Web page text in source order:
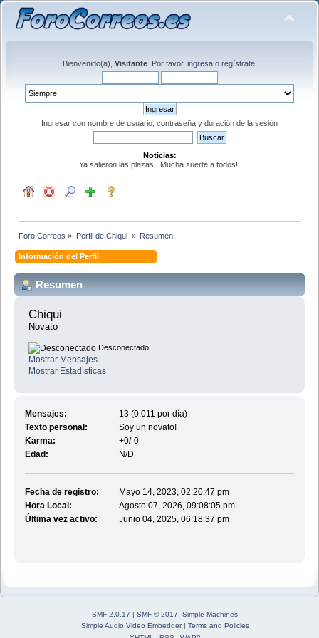
Bienvenido(a), Visitante. Por favor, ingresao regístrate.
Ingresar con nombre de usuario, contraseña y duración de la sesión
Noticias:
Ya salieron las plazas!! Mucha suerte a todos!!
Foro Correos » Perfil de Chiqui » Resumen
Información del Perfil
Resumen
Chiqui
Novato
Desconectado
Mostrar Mensajes
Mostrar Estadísticas
Mensajes:
13 (0.011 por día)
Texto personal:
Soy un novato!
Karma:
+0/-0
Edad:
N/D
Fecha de registro:
Mayo 14, 2023, 02:20:47 pm
Hora Local:
Agosto 07, 2026, 09:08:05 pm
Última vez activo:
Junio 04, 2025, 06:18:37 pm
SMF 2.0.17 | SMF © 2017
Simple Machines
Simple Audio Video Embedder| Terms and Policies